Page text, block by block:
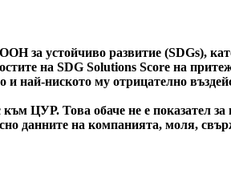
за устойчиво развитие (SDGs),
на SDG Solutions Score на
и най-ниското му отрицателно
ЦУР. Това обаче не е показател за
данните на компанията, моля,